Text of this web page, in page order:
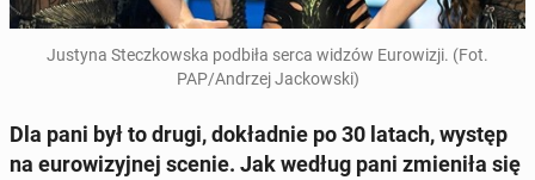
Justyna Stecz­kow­ska podbiła serca widzów Eu­ro­wi­zji. (Fot.
PAP/Andrzej Jac­kow­ski)
Dla pani był to drugi, do­kład­nie po 30 latach, występ
na eu­ro­wi­zyj­nej scenie. Jak według pani zmie­ni­ła się